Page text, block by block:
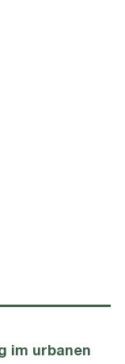
im urbanen